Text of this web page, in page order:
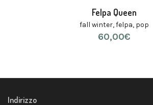
Felpa Queen
fall winter,felpa, pop
60,00€
Indirizzo